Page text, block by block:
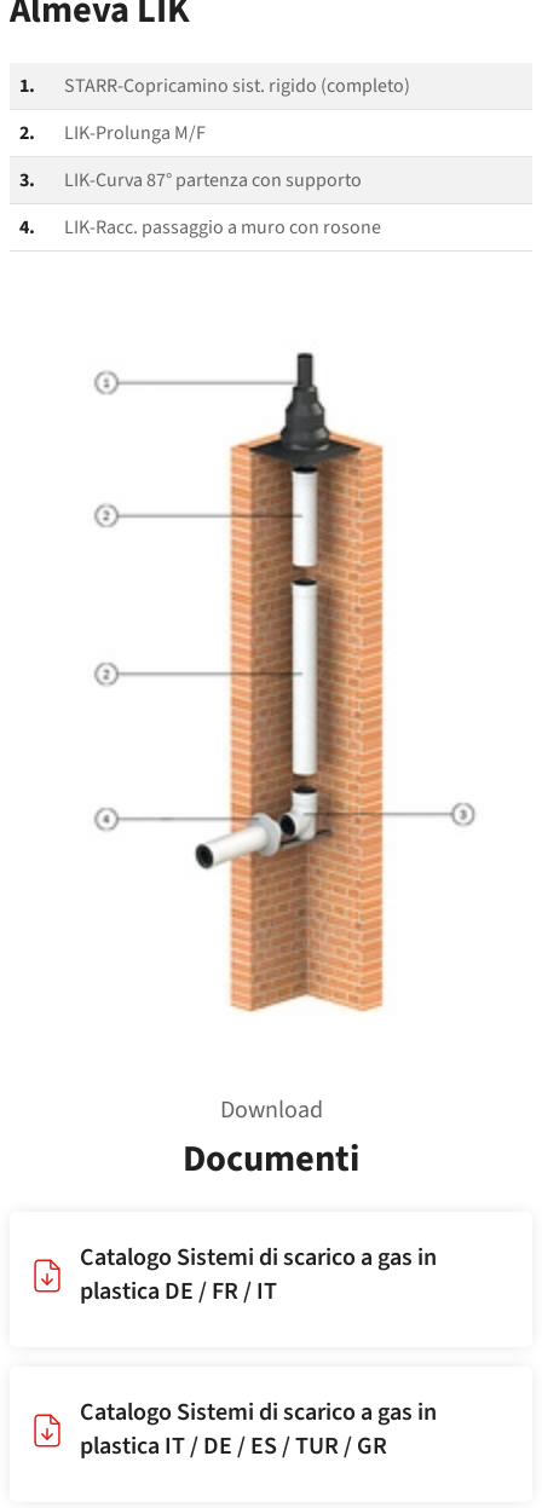
Almeva LIK
1.
STARR-Copricamino sist. rigido (completo)
2.
LIK-Prolunga M/F
3.
LIK-Curva 87° partenza con supporto
4.
LIK-Racc. passaggio a muro con rosone
Download
Documenti
Catalogo Sistemi di scarico a gas in
plastica DE / FR / IT
Catalogo Sistemi di scarico a gas in
plastica IT / DE / ES / TUR / GR